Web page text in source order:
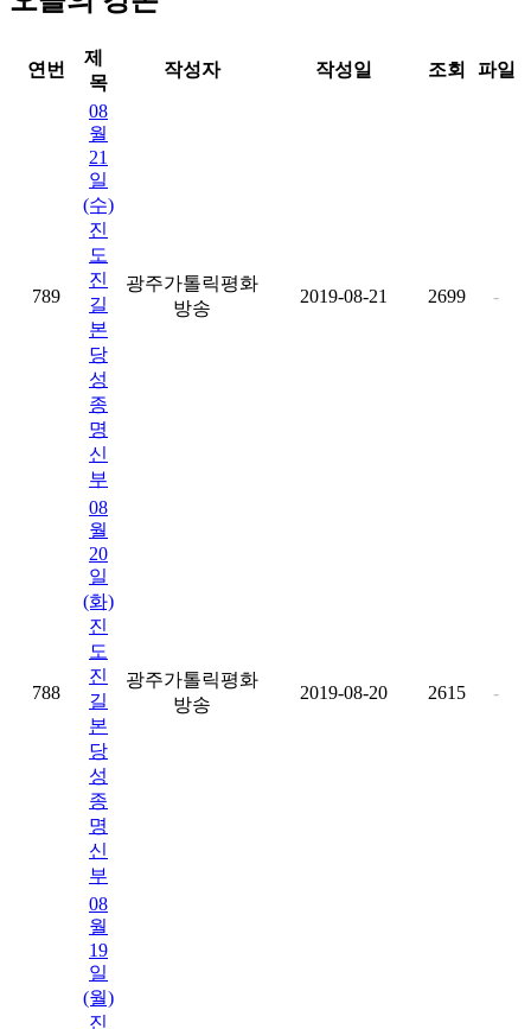
연번
제
목
작성자 작성일 조회 파일
789
08
월
21
일
(수)
진
도
진
길
본
당
성
종
명
신
부
광주가톨릭평화
방송
2019-08-21 2699 -
788
08
월
20
일
(화)
진
도
진
길
본
당
성
종
명
신
부
광주가톨릭평화
방송
2019-08-20 2615 -
08
월
19
일
(월)
진